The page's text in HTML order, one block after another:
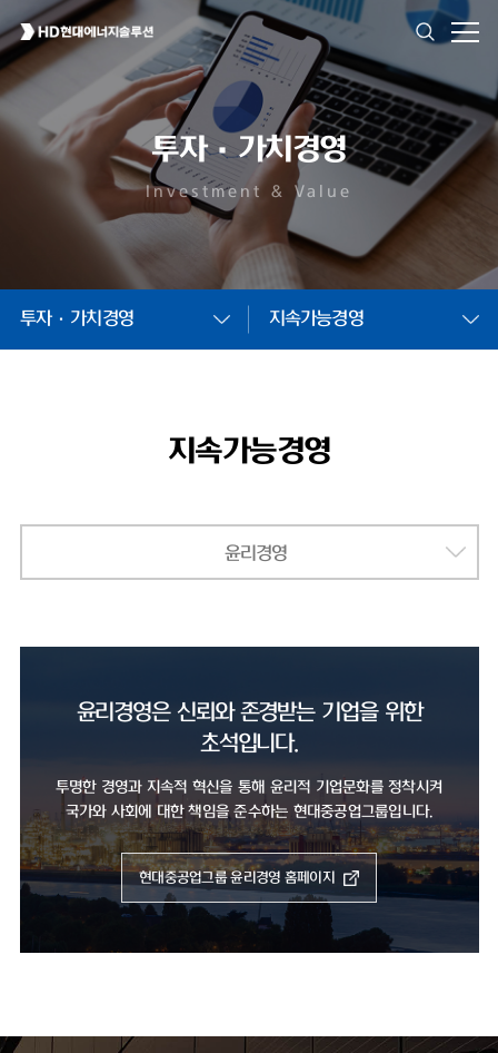
투자·가치경영
Investment & Value
투자·가치경영 지속가능경영
지속가능경영
윤리경영
윤리경영은 신뢰와 존경받는 기업을 위한
초석입니다.
투명한 경영과 지속적 혁신을 통해 윤리적 기업문화를 정착시켜
국가와 사회에 대한 책임을 준수하는 현대중공업그룹입니다.
현대중공업그룹 윤리경영 홈페이지